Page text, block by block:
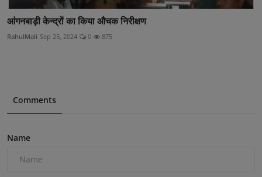
आंगनबाड़ी केन्द्रों का किया औचक निरीक्षण
RahulMali Sep 25, 2024 0 875
Comments
Name